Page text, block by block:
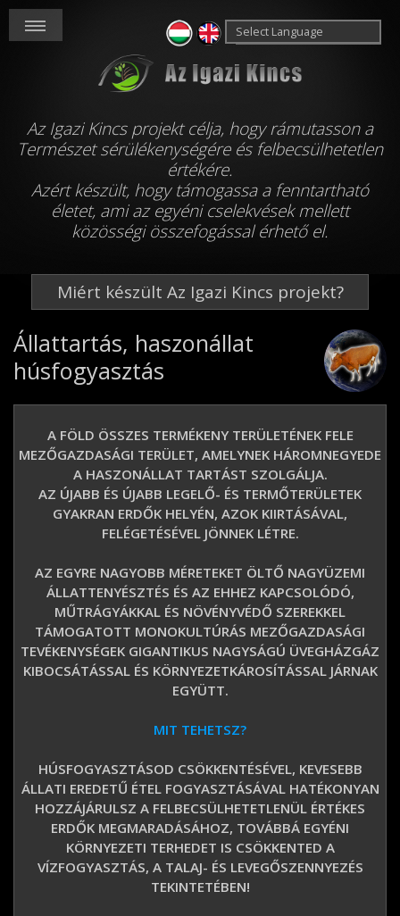
Az Igazi Kincs projekt célja, hogy rámutasson a
Természet sérülékenységére és felbecsülhetetlen
értékére.
Azért készült, hogy támogassa a fenntartható
életet, ami az egyéni cselekvések mellett
közösségi összefogással érhető el.
Miért készült Az Igazi Kincs projekt?
Állattartás, haszonállat
húsfogyasztás
A FÖLD ÖSSZES TERMÉKENY TERÜLETÉNEK FELE
MEZŐGAZDASÁGI TERÜLET, AMELYNEK HÁROMNEGYEDE
A HASZONÁLLAT TARTÁST SZOLGÁLJA.
AZ ÚJABB ÉS ÚJABB LEGELŐ- ÉS TERMŐTERÜLETEK
GYAKRAN ERDŐK HELYÉN, AZOK KIIRTÁSÁVAL,
FELÉGETÉSÉVEL JÖNNEK LÉTRE.
AZ EGYRE NAGYOBB MÉRETEKET ÖLTŐ NAGYÜZEMI
ÁLLATTENYÉSZTÉS ÉS AZ EHHEZ KAPCSOLÓDÓ,
MŰTRÁGYÁKKAL ÉS NÖVÉNYVÉDŐ SZEREKKEL
TÁMOGATOTT MONOKULTÚRÁS MEZŐGAZDASÁGI
TEVÉKENYSÉGEK GIGANTIKUS NAGYSÁGÚ ÜVEGHÁZGÁZ
KIBOCSÁTÁSSAL ÉS KÖRNYEZETKÁROSÍTÁSSAL JÁRNAK
EGYÜTT.
MIT TEHETSZ?
HÚSFOGYASZTÁSOD CSÖKKENTÉSÉVEL, KEVESEBB
ÁLLATI EREDETŰ ÉTEL FOGYASZTÁSÁVAL HATÉKONYAN
HOZZÁJÁRULSZ A FELBECSÜLHETETLENÜL ÉRTÉKES
ERDŐK MEGMARADÁSÁHOZ, TOVÁBBÁ EGYÉNI
KÖRNYEZETI TERHEDET IS CSÖKKENTED A
VÍZFOGYASZTÁS, A TALAJ- ÉS LEVEGŐSZENNYEZÉS
TEKINTETÉBEN!